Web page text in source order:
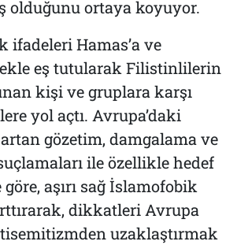
olduğunu ortaya koyuyor.
ifadeleri Hamas’a ve
eş tutularak Filistinlilerin
kişi ve gruplara karşı
yol açtı. Avrupa’daki
gözetim, damgalama ve
ile özellikle hedef
göre, aşırı sağ İslamofobik
dikkatleri Avrupa
uzaklaştırmak